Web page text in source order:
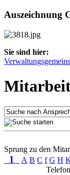
Auszeichnung
Sie sind hier:
Sprung zu den
1 A B C f G H